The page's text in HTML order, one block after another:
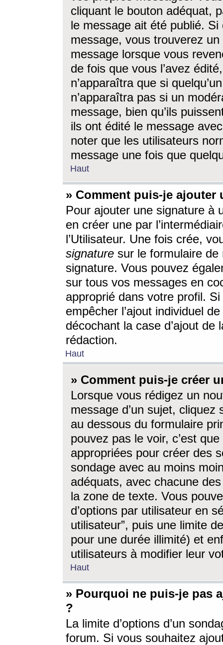
cliquant le bouton adéquat,
le message ait été publié. Si
message, vous trouverez
message lorsque vous
de fois que vous l’avez
n’apparaîtra que si
n’apparaîtra pas si un
message, bien qu’ils
ils ont édité le message
noter que les utilisateurs
message une fois que
Haut
» Comment puis-je ajouter
Pour ajouter une signature à
en créer une par
l’Utilisateur. Une fois crée,
signature sur le formulaire de
signature. Vous pouvez
sur tous vos messages en
approprié dans votre profil.
empêcher l’ajout individuel
décochant la case d’ajout
rédaction.
Haut
» Comment puis-je créer
Lorsque vous rédigez un
message d’un sujet, cliquez
au dessous du formulaire
pouvez pas le voir, c’est
appropriées pour créer des
sondage avec au moins
adéquats, avec chacune
la zone de texte. Vous
d’options par utilisateur en
utilisateur”, puis une limite
pour une durée illimité) et
utilisateurs à modifier leur
Haut
» Pourquoi ne puis-je pas
?
La limite d’options d’un
forum. Si vous souhaitez